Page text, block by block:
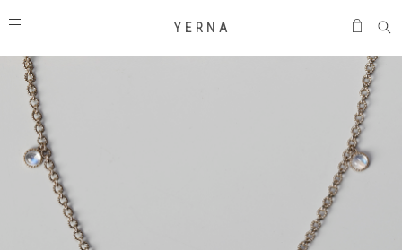
Y E R N A